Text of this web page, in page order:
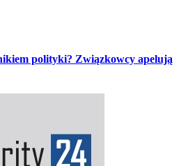
polityki? Związkowcy apelują